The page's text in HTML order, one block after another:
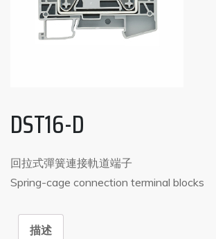
DST16-D
回拉式彈簧連接軌道端子
Spring-cage connection terminal blocks
描述